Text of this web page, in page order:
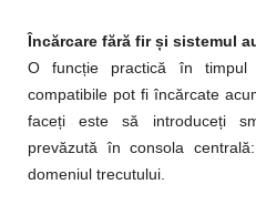
Încărcare fără fir și sistemul
O funcție practică în timpul
compatibile pot fi încărcate
faceți este să introduceți
prevăzută în consola
domeniul trecutului.